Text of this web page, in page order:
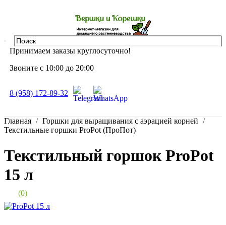
Принимаем заказы круглосуточно!
Звоните с 10:00 до 20:00
8 (958) 172-89-32
Главная
Горшки для выращивания с аэрацией корней
Текстильные горшки ProPot (ПроПот)
Текстильный горшок ProPot
15 л
(0)